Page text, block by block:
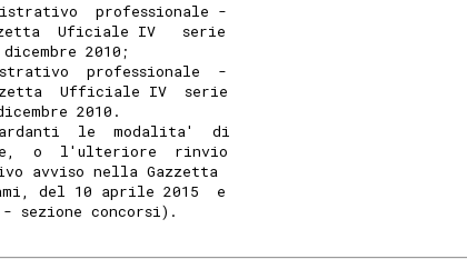
professionale -
Uficiale IV   serie
2010;
professionale  -
Ufficiale IV  serie
2010.
le  modalita'  di
o  l'ulteriore  rinvio
avviso nella Gazzetta
del 10 aprile 2015  e
- sezione concorsi).